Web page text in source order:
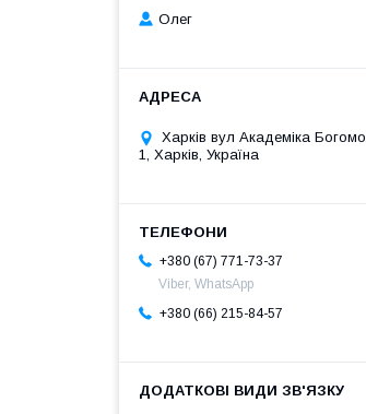
Олег
Харків вул Академіка
1, Харків, Україна
+380 (67) 771-73-37
Viber, WhatsApp
+380 (66) 215-84-57